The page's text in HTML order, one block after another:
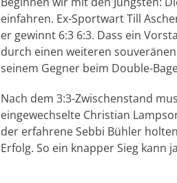
einfahren. Ex-Sportwart Till
er gewinnt 6:3 6:3. Dass ein
durch einen weiteren
seinem Gegner beim Double-
Nach dem 3:3-Zwischenstand
eingewechselte Christian
der erfahrene Sebbi Bühler
Erfolg. So ein knapper Sieg kann